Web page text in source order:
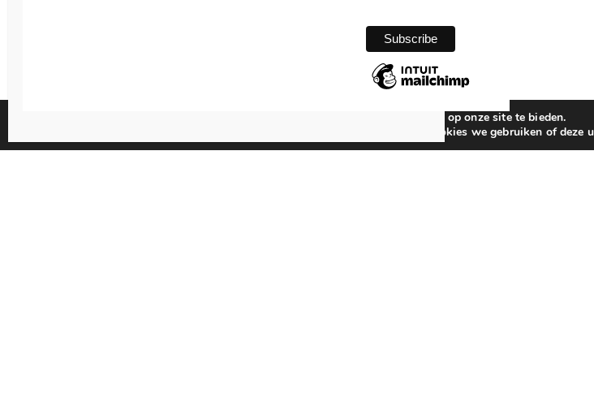
We gebruiken cookies om je de beste ervaring op onze site te bieden.
Je kunt meer informatie vinden over welke cookies we gebruiken of deze